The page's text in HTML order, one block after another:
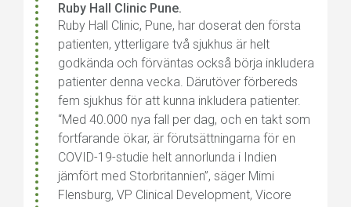
Ruby Hall Clinic Pune.
Ruby Hall Clinic, Pune, har doserat den första
patienten, ytterligare två sjukhus är helt
godkända och förväntas också börja inkludera
patienter denna vecka. Därutöver förbereds
fem sjukhus för att kunna inkludera patienter.
“Med 40.000 nya fall per dag, och en takt som
fortfarande ökar, är förutsättningarna för en
COVID-19-studie helt annorlunda i Indien
jämfört med Storbritannien”, säger Mimi
Flensburg, VP Clinical Development, Vicore